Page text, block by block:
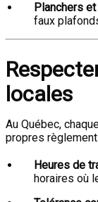
Planchers
faux
locales
Au Québec,
propres
Heures de
horaires où